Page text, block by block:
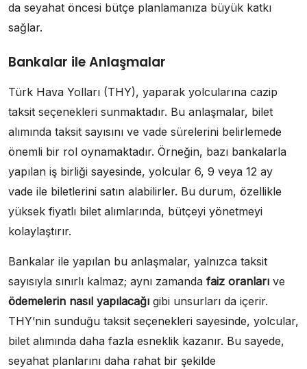
da seyahat öncesi bütçe planlamanıza büyük katkı
sağlar.
Bankalar ile Anlaşmalar
Türk Hava Yolları (THY), yaparak yolcularına cazip
taksit seçenekleri sunmaktadır. Bu anlaşmalar, bilet
alımında taksit sayısını ve vade sürelerini belirlemede
önemli bir rol oynamaktadır. Örneğin, bazı bankalarla
yapılan iş birliği sayesinde, yolcular 6, 9 veya 12 ay
vade ile biletlerini satın alabilirler. Bu durum, özellikle
yüksek fiyatlı bilet alımlarında, bütçeyi yönetmeyi
kolaylaştırır.
Bankalar ile yapılan bu anlaşmalar, yalnızca taksit
sayısıyla sınırlı kalmaz; aynı zamanda faiz oranları ve
ödemelerin nasıl yapılacağı gibi unsurları da içerir.
THY’nin sunduğu taksit seçenekleri sayesinde, yolcular,
bilet alımında daha fazla esneklik kazanır. Bu sayede,
seyahat planlarını daha rahat bir şekilde